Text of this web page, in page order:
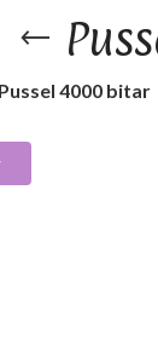
Pussel 4000 bitar